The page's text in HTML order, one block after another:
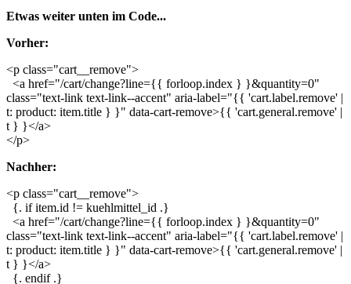
Etwas weiter unten im Code...
Vorher:
<p class="cart__remove">
<a href="/cart/change?line={{ forloop.index } }&quantity=0"
class="text-link text-link--accent" aria-label="{{ 'cart.label.remove' |
t: product: item.title } }" data-cart-remove>{{ 'cart.general.remove' |
t } }</a>
</p>
Nachher:
<p class="cart__remove">
{. if item.id != kuehlmittel_id .}
<a href="/cart/change?line={{ forloop.index } }&quantity=0"
class="text-link text-link--accent" aria-label="{{ 'cart.label.remove' |
t: product: item.title } }" data-cart-remove>{{ 'cart.general.remove' |
t } }</a>
{. endif .}